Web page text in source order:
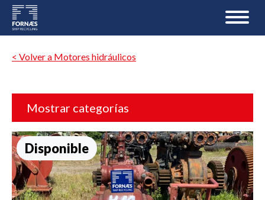
< Volver a Motores hidráulicos
Mostrar categorías
Disponible